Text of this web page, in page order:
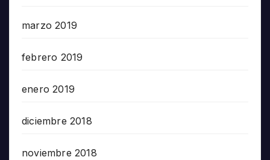
marzo 2019
febrero 2019
enero 2019
diciembre 2018
noviembre 2018